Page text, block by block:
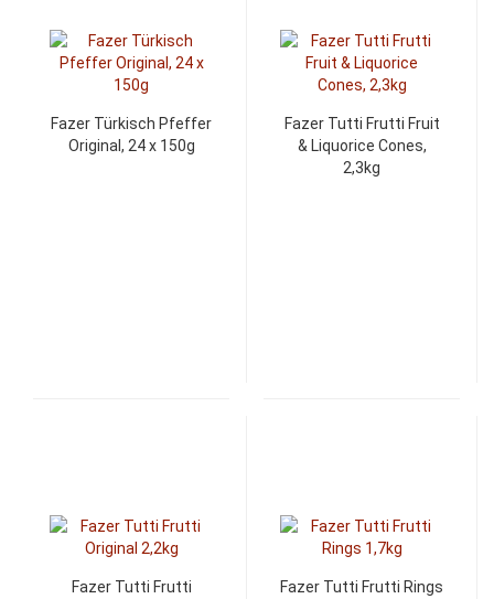
Fazer Türkisch Pfeffer
Original, 24 x 150g
Fazer Tutti Frutti Fruit
& Liquorice Cones,
2,3kg
Fazer Tutti Frutti
Fazer Tutti Frutti Rings